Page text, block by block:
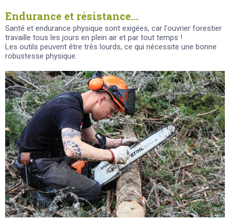
Endurance et résistance...
Santé et endurance physique sont exigées, car l'ouvrier forestier
travaille tous les jours en plein air et par tout temps !
Les outils peuvent être très lourds, ce qui nécessite une bonne
robustesse physique.